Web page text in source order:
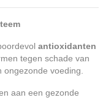
antioxidanten
tegen schade van
voeding.
aan een gezonde